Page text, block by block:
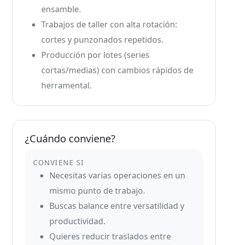
ensamble.
Trabajos de taller con alta rotación:
cortes y punzonados repetidos.
Producción por lotes (series
cortas/medias) con cambios rápidos de
herramental.
¿Cuándo conviene?
CONVIENE SI
Necesitas varias operaciones en un
mismo punto de trabajo.
Buscas balance entre versatilidad y
productividad.
Quieres reducir traslados entre